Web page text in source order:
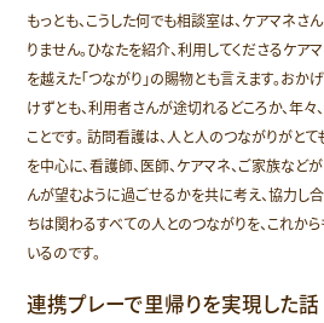
もっとも、こうした何でも相談室は、ケアマネさ
りません。ひなたを紹介、利用してくださるケ
を越えた「つながり」の賜物とも言えます。お
けずとも、利用者さんが途切れるどころか、年々
ことです。 訪問看護は、人と人のつながりがと
を中心に、看護師、医師、ケアマネ、ご家族など
んが望むように過ごせるかを共に考え、協力し合
ちは関わるすべての人とのつながりを、これか
いるのです。
連携プレーで里帰りを実現した話